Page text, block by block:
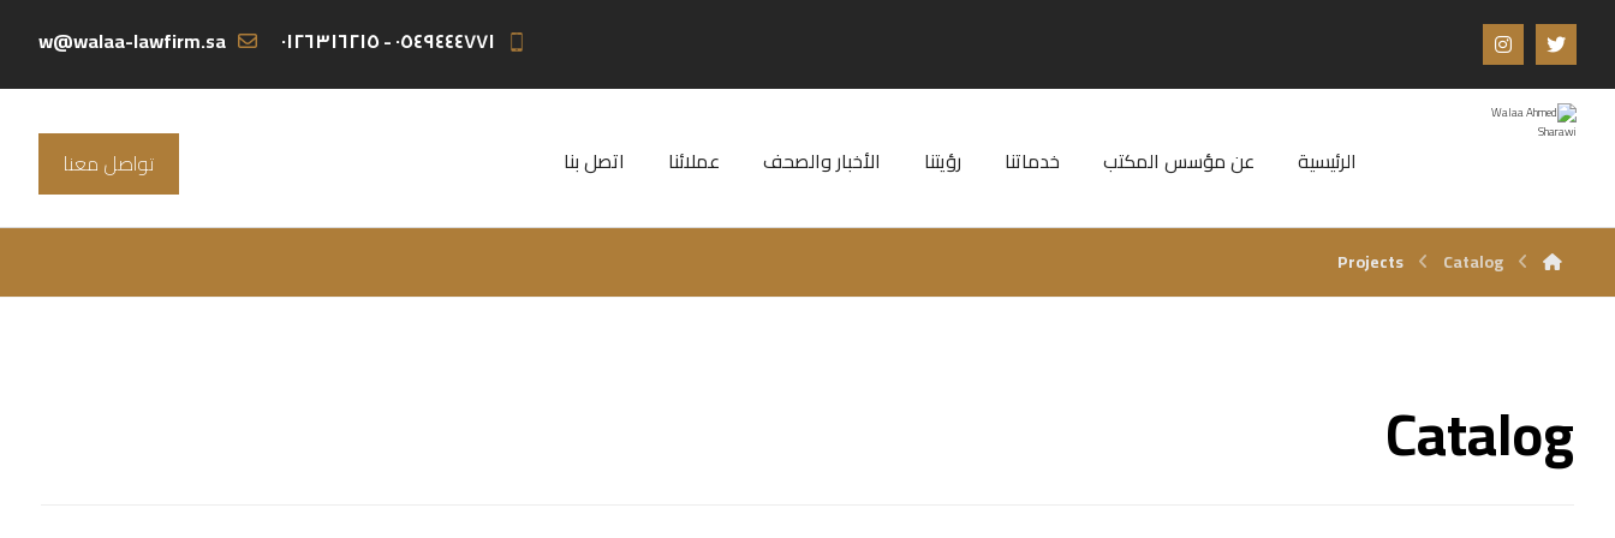
w@walaa-lawfirm.sa ٠٥٤٩٤٤٤٧٧١ - ٠١٢٦٣١٦٢١٥
الرئيسية عن مؤسس المكتب خدماتنا رؤيتنا الأخبار والصحف عملائنا اتصل بنا تواصل معنا
Projects Catalog
Catalog